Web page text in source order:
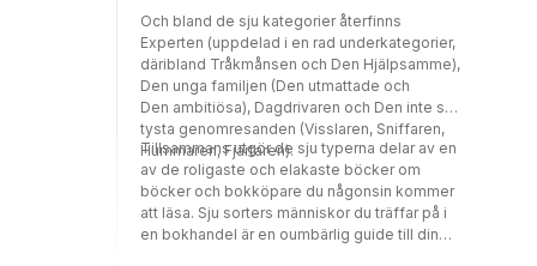
unexpected find, and evokes the rhythms
and charms of small-town life, always with a
sharp and sympathetic eye.
Och bland de sju kategorier återfinns
Experten (uppdelad i en rad underkategorier,
däribland Tråkmånsen och Den Hjälpsamme),
Den unga familjen (Den utmattade och
Den ambitiösa), Dagdrivaren och Den inte så
tysta genomresanden (Visslaren, Sniffaren,
Hummaren, Fjärtaren).
Tillsammans utgör de sju typerna delar av en
av de roligaste och elakaste böcker om
böcker och bokköpare du någonsin kommer
att läsa. Sju sorters människor du träffar på i
en bokhandel är en oumbärlig guide till din